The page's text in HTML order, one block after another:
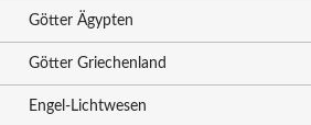
Götter Ägypten
Götter Griechenland
Engel-Lichtwesen